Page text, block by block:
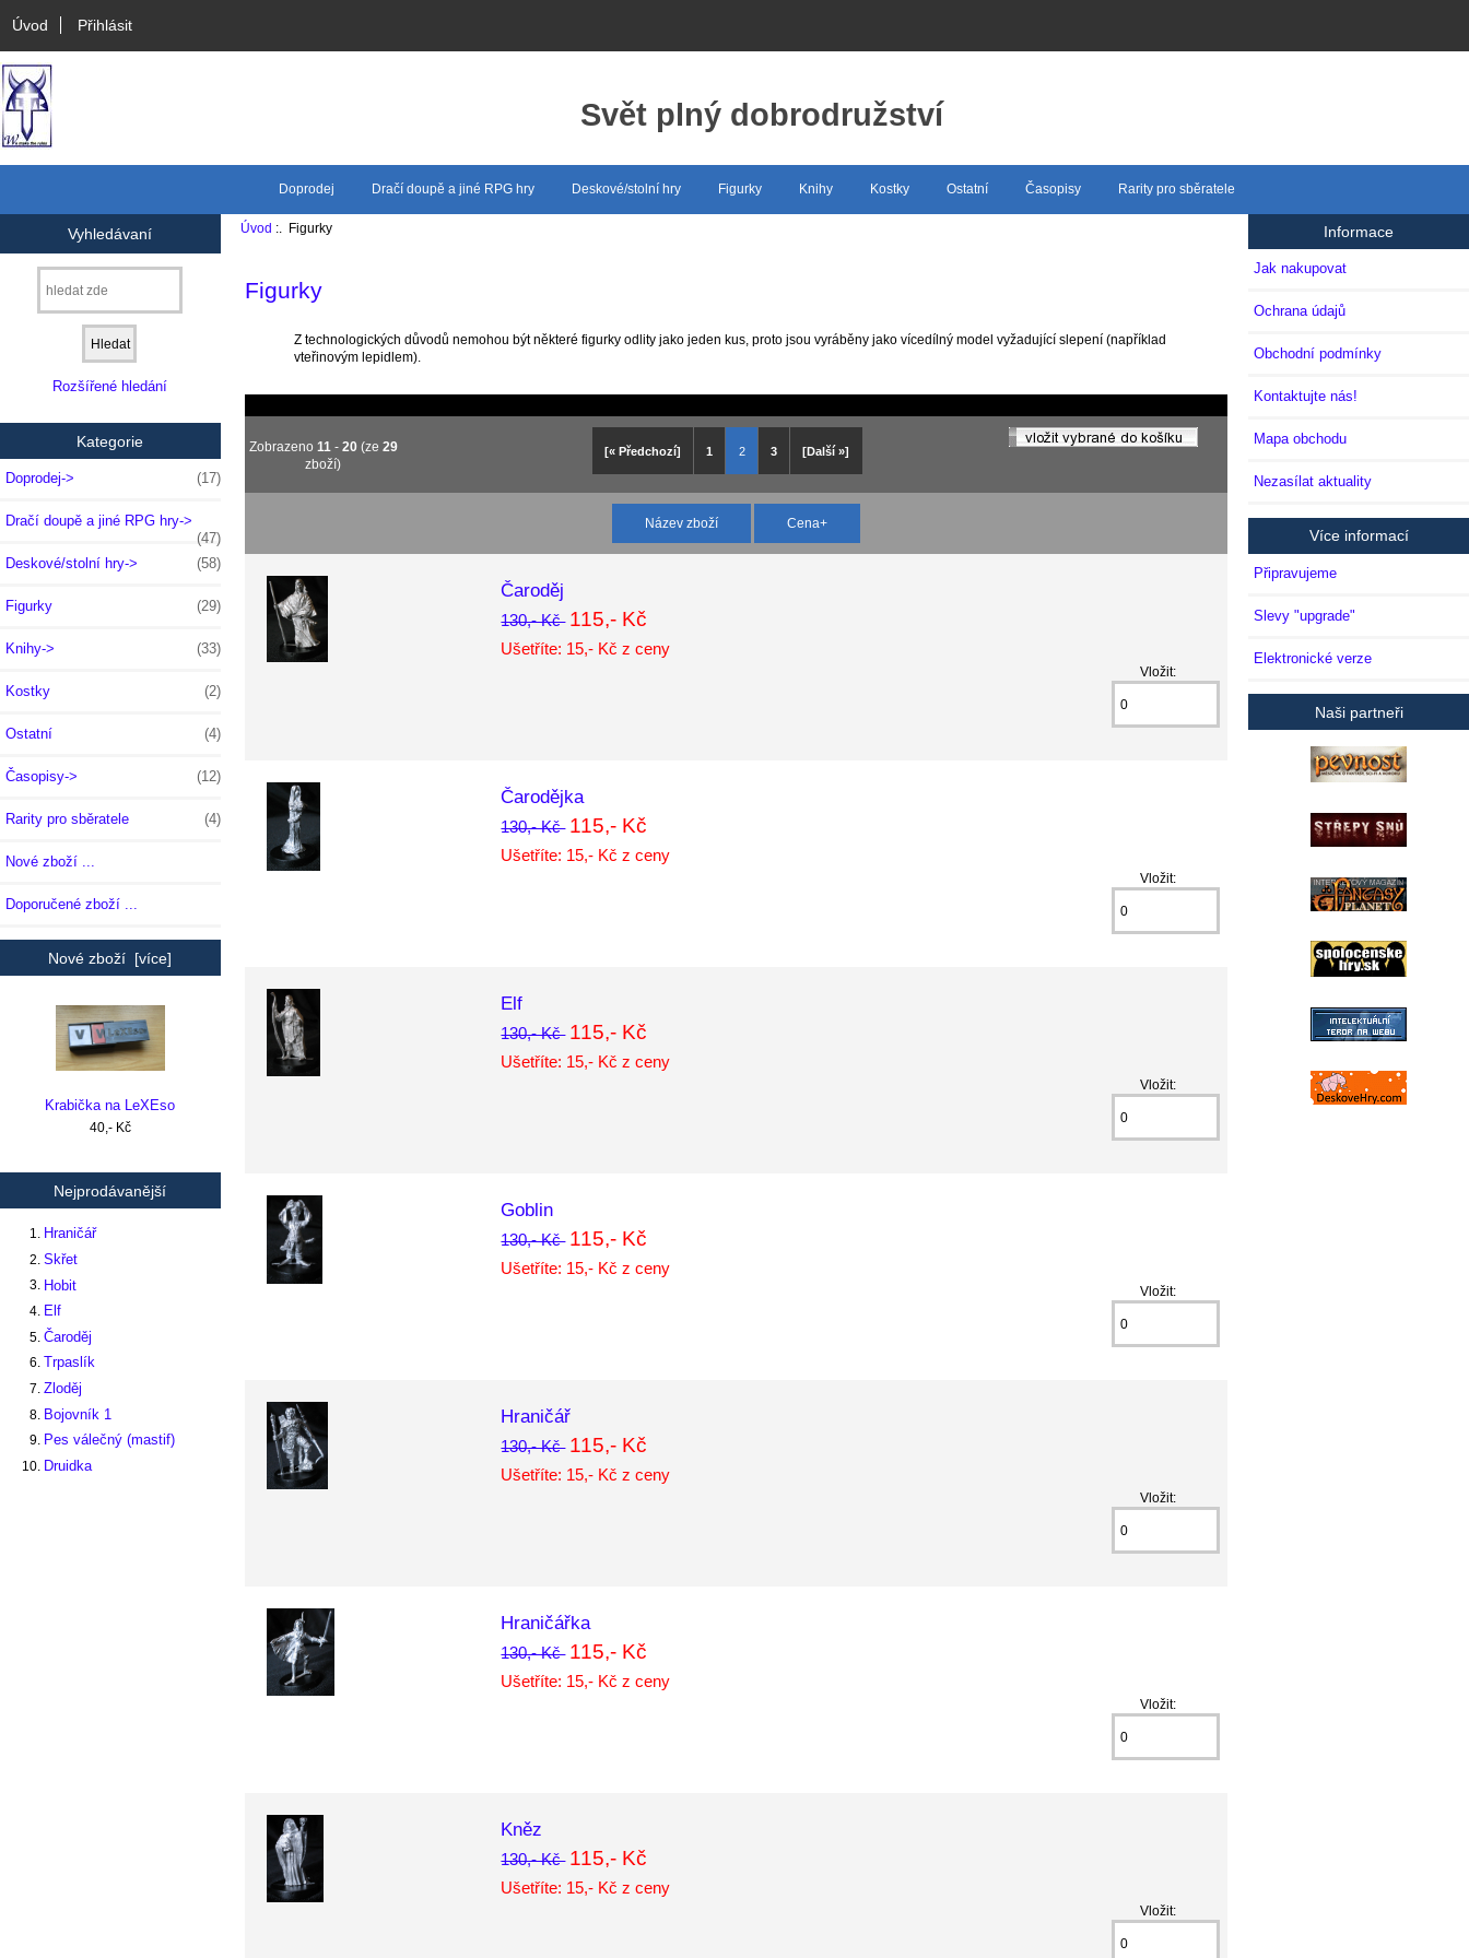
Úvod Přihlásit
Svět plný dobrodružství
Doprodej Dračí doupě a jiné RPG hry Deskové/stolní hry Figurky Knihy Kostky Ostatní Časopisy Rarity pro sběratele
Vyhledávaní
Rozšířené hledání
Kategorie
Doprodej-> (17)
Dračí doupě a jiné RPG hry->
(47)
Deskové/stolní hry->
(58)
Figurky (29)
Knihy-> (33)
Kostky (2)
Ostatní (4)
Časopisy-> (12)
Rarity pro sběratele (4)
Nové zboží ...
Doporučené zboží ...
Nové zboží [více]
Krabička na LeXEso
40,- Kč
Nejprodávanější
Hraničář
Skřet
Hobit
Elf
Čaroděj
Trpaslík
Zloděj
Bojovník 1
Pes válečný (mastif)
Druidka
Úvod :. Figurky
Figurky
Z technologických důvodů nemohou být některé figurky odlity jako jeden kus, proto jsou vyráběny jako vícedílný model vyžadující slepení (například
vteřinovým lepidlem).
[« Předchozí] 1 2 3 [Další »]
Zobrazeno 11 - 20(ze 29
zboží)
Název zboží Cena+
Čaroděj
130,- Kč 115,- Kč
Ušetříte: 15,- Kč z ceny
Vložit:
Čarodějka
130,- Kč 115,- Kč
Ušetříte: 15,- Kč z ceny
Vložit:
Elf
130,- Kč 115,- Kč
Ušetříte: 15,- Kč z ceny
Vložit:
Goblin
130,- Kč 115,- Kč
Ušetříte: 15,- Kč z ceny
Vložit:
Hraničář
130,- Kč 115,- Kč
Ušetříte: 15,- Kč z ceny
Vložit:
Hraničářka
130,- Kč 115,- Kč
Ušetříte: 15,- Kč z ceny
Vložit:
Kněz
130,- Kč 115,- Kč
Ušetříte: 15,- Kč z ceny
Vložit:
Informace
Jak nakupovat
Ochrana údajů
Obchodní podmínky
Kontaktujte nás!
Mapa obchodu
Nezasílat aktuality
Více informací
Připravujeme
Slevy "upgrade"
Elektronické verze
Naši partneři